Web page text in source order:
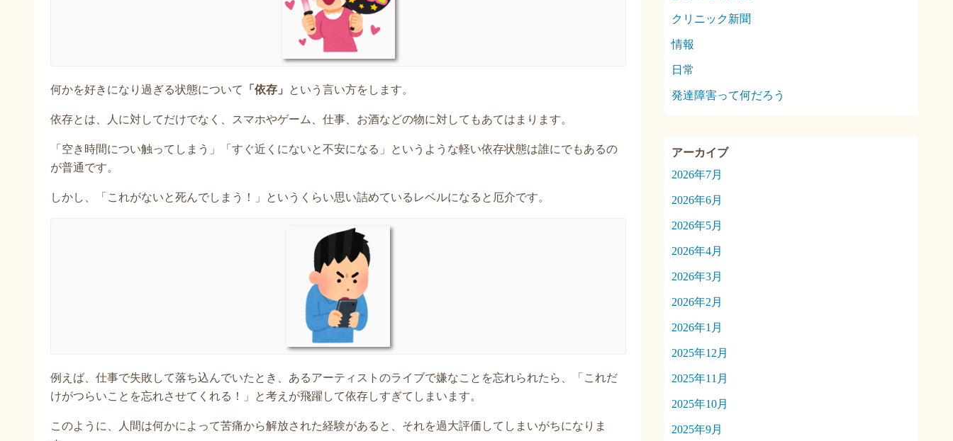
何かを好きになり過ぎる状態について 「依存」 という言い方をします。
依存とは、人に対してだけでなく、スマホやゲーム、仕事、お酒などの物に対してもあてはまります。
「空き時間につい触ってしまう」「すぐ近くにないと不安になる」というような軽い依存状態は誰にでもあるの
が普通です。
しかし、「これがないと死んでしまう！」というくらい思い詰めているレベルになると厄介です。
例えば、仕事で失敗して落ち込んでいたとき、あるアーティストのライブで嫌なことを忘れられたら、「これだ
けがつらいことを忘れさせてくれる！」と考えが飛躍して依存しすぎてしまいます。
このように、人間は何かによって苦痛から解放された経験があると、それを過大評価してしまいがちになりま
クリニック新聞
情報
日常
発達障害って何だろう
2026年7月
2026年6月
2026年5月
2026年4月
2026年3月
2026年2月
2026年1月
2025年12月
2025年11月
2025年10月
2025年9月